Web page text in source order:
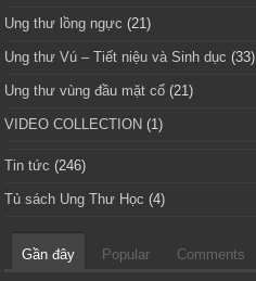
Ung thư lồng ngực (21)
Ung thư Vú – Tiết niệu và Sinh dục (33)
Ung thư vùng đầu mặt cổ (21)
VIDEO COLLECTION (1)
Tin tức (246)
Tủ sách Ung Thư Học (4)
Gần đây Popular Comments